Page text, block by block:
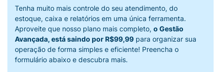
Tenha muito mais controle do seu atendimento, do
estoque, caixa e relatórios em uma única ferramenta.
Aproveite que nosso plano mais completo, o Gestão
Avançada, está saindo por R$99,99 para organizar sua
operação de forma simples e eficiente! Preencha o
formulário abaixo e descubra mais.